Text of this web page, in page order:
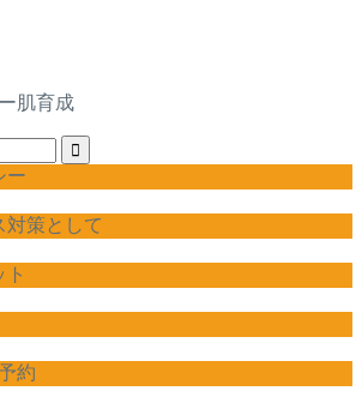
肌育成
ー
対策として
約